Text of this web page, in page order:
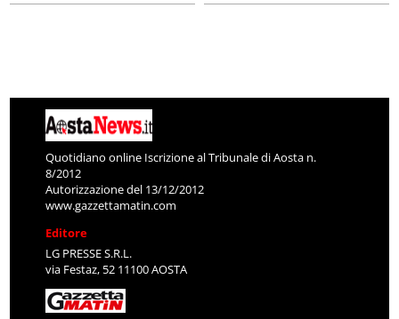
Quotidiano online Iscrizione al Tribunale di Aosta n.
8/2012
Autorizzazione del 13/12/2012
www.gazzettamatin.com
Editore
LG PRESSE S.R.L.
via Festaz, 52 11100 AOSTA